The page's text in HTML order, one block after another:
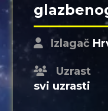
Izlagač
Uzrast
svi uzrasti